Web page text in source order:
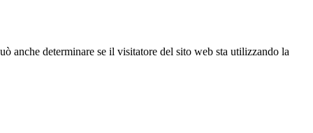
anche determinare se il visitatore del sito web sta utilizzando la